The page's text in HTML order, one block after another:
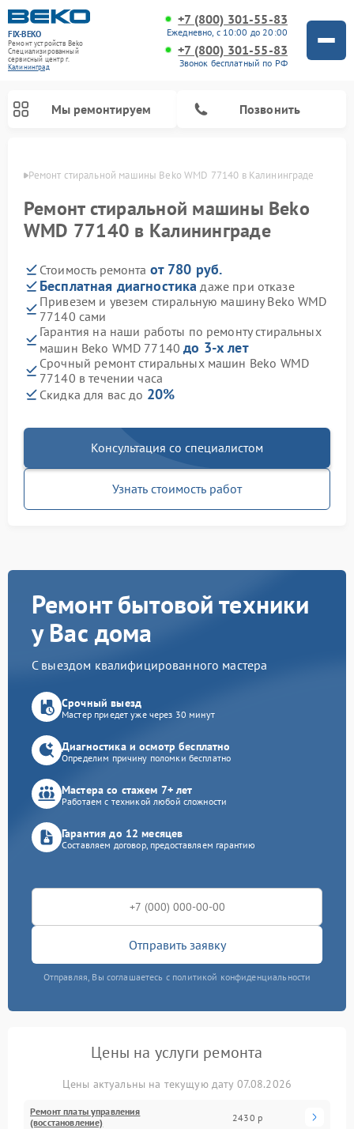
FIX-BEKO
Ремонт устройств Beko
Специализированный
cервисный центр г.
Калининград
+7 (800) 301-55-83
Ежедневно, с 10:00 до 20:00
+7 (800) 301-55-83
Звонок бесплатный по РФ
Мы ремонтируем Позвонить
Ремонт стиральной машины Beko WMD 77140 в Калининграде
Ремонт стиральной машины Beko
WMD 77140 в Калининграде
Стоимость ремонта от 780 руб.
Бесплатная диагностика даже при отказе
Привезем и увезем стиральную машину Beko WMD
77140 сами
Гарантия на наши работы по ремонту стиральных
машин Beko WMD 77140до 3-х лет
Срочный ремонт стиральных машин Beko WMD
77140 в течении часа
Скидка для вас до 20%
Консультация со специалистом
Узнать стоимость работ
Ремонт бытовой техники
у Вас дома
С выездом квалифицированного мастера
Срочный выезд
Мастер приедет уже через 30 минут
Диагностика и осмотр бесплатно
Определим причину поломки бесплатно
Мастера со стажем 7+ лет
Работаем с техникой любой сложности
Гарантия до 12 месяцев
Составляем договор, предоставляем гарантию
Отправить заявку
Отправляя, Вы соглашаетесь с политикой конфиденциальности
Цены на услуги ремонта
Цены актуальны на текущую дату 07.08.2026
Ремонт платы управления
(восстановление)
2430 р